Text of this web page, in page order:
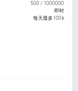
500 / 1000000
即时
每天最多100k